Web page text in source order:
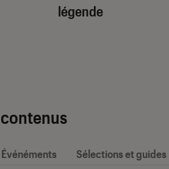
légende
Événéments Sélections et guides